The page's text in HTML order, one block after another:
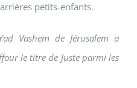
petits-enfants.
Vashem de Jérusalem a
le titre de Juste parmi les